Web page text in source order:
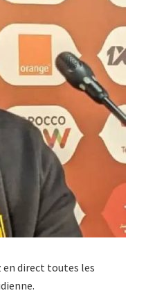
en direct toutes les